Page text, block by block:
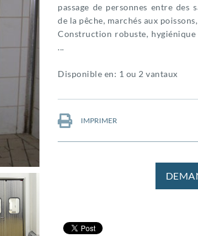
passage de personnes entre
de la pêche, marchés aux poissons,
Construction robuste,
...
Disponible en: 1 ou 2 vantaux
IMPRIMER